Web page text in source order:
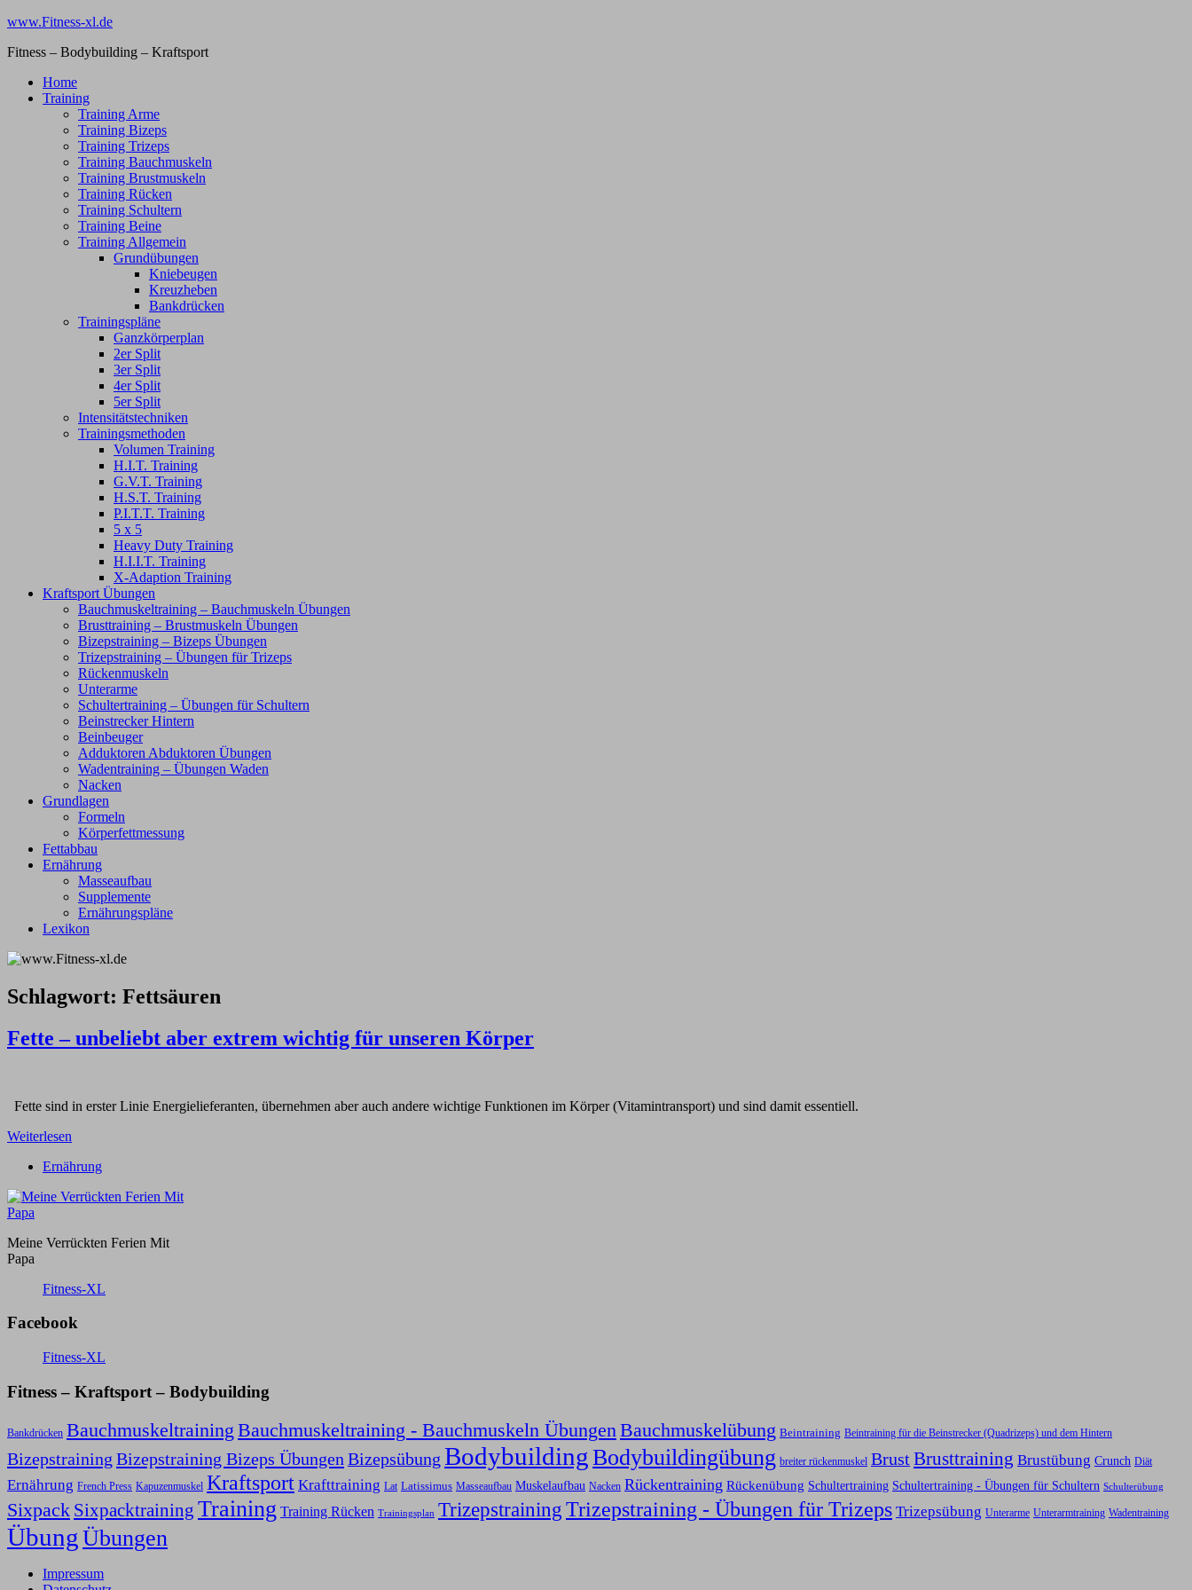
Zum
springen
www.Fitness-xl.de
Fitness – Bodybuilding – Kraftsport
Home
Training
Training Arme
Training Bizeps
Training Trizeps
Training Bauchmuskeln
Training Brustmuskeln
Training Rücken
Training Schultern
Training Beine
Training Allgemein
Grundübungen
Kniebeugen
Kreuzheben
Bankdrücken
Trainingspläne
Ganzkörperplan
2er Split
3er Split
4er Split
5er Split
Intensitätstechniken
Trainingsmethoden
Volumen Training
H.I.T. Training
G.V.T. Training
H.S.T. Training
P.I.T.T. Training
5 x 5
Heavy Duty Training
H.I.I.T. Training
X-Adaption Training
Kraftsport Übungen
Bauchmuskeltraining – Bauchmuskeln Übungen
Brusttraining – Brustmuskeln Übungen
Bizepstraining – Bizeps Übungen
Trizepstraining – Übungen für Trizeps
Rückenmuskeln
Unterarme
Schultertraining – Übungen für Schultern
Beinstrecker Hintern
Beinbeuger
Adduktoren Abduktoren Übungen
Wadentraining – Übungen Waden
Nacken
Grundlagen
Formeln
Körperfettmessung
Fettabbau
Ernährung
Masseaufbau
Supplemente
Ernährungspläne
Lexikon
Schlagwort: Fettsäuren
Fette – unbeliebt aber extrem wichtig für unseren Körper
Fette sind in erster Linie Energielieferanten, übernehmen aber auch andere wichtige Funktionen im Körper (Vitamintransport) und sind damit essentiell.
Weiterlesen
Ernährung
Meine Verrückten Ferien Mit
Papa
Fitness-XL
Facebook
Fitness-XL
Fitness – Kraftsport – Bodybuilding
Bankdrücken Bauchmuskeltraining Bauchmuskeltraining - Bauchmuskeln Übungen Bauchmuskelübung Beintraining Beintraining für die Beinstrecker (Quadrizeps) und dem Hintern
Bizepstraining Bizepstraining Bizeps Übungen Bizepsübung BodybuildingBodybuildingübung breiter rückenmuskel Brust Brusttraining Brustübung Crunch Diät
Ernährung French Press Kapuzenmuskel Kraftsport Krafttraining Lat Latissimus Masseaufbau Muskelaufbau Nacken Rückentraining Rückenübung Schultertraining Schultertraining - Übungen für Schultern Schulterübung
Sixpack Sixpacktraining Training Training Rücken Trainingsplan TrizepstrainingTrizepstraining - Übungen für Trizeps Trizepsübung Unterarme Unterarmtraining Wadentraining
ÜbungÜbungen
Impressum